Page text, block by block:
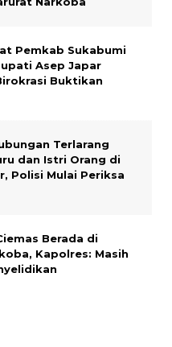
Pemkab Sukabumi
Asep Japar
Buktikan
Terlarang
dan Istri Orang di
Polisi Mulai Periksa
Berada di
Kapolres: Masih